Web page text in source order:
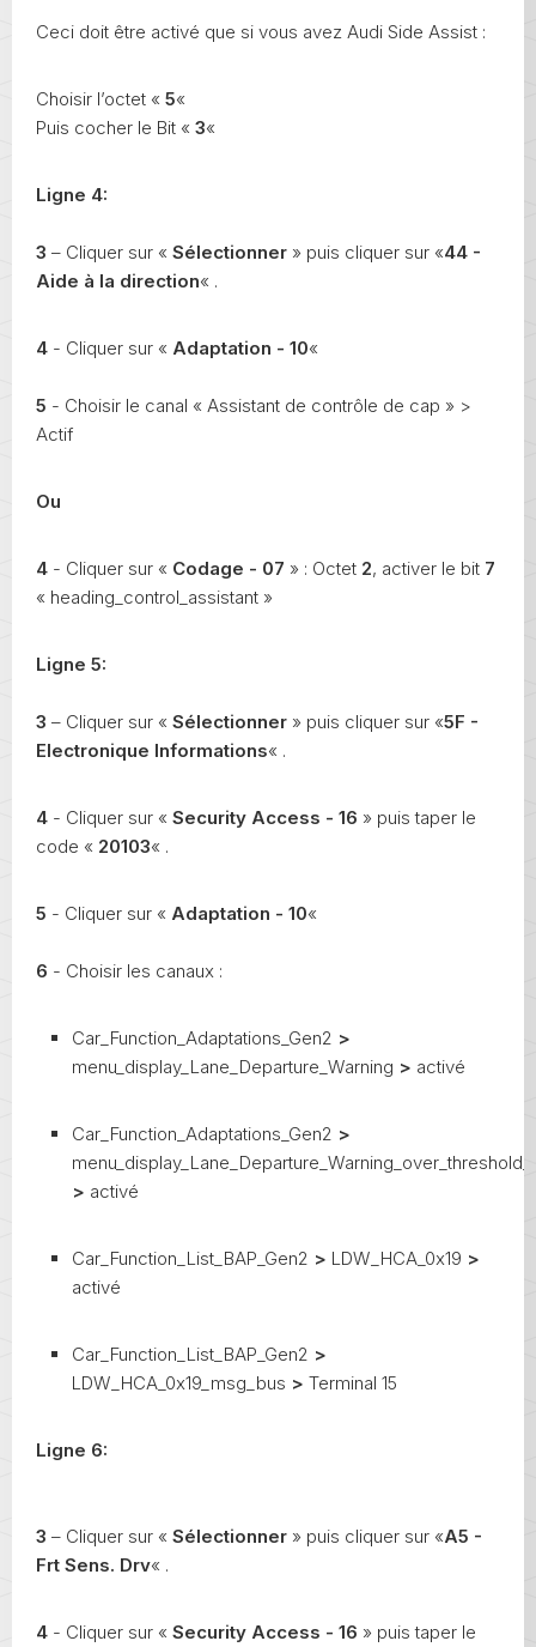
Ceci doit être activé que si vous avez Audi Side Assist :
Choisir l’octet « 5«
Puis cocher le Bit « 3«
Ligne 4:
3 – Cliquer sur « Sélectionner » puis cliquer sur «44 -
Aide à la direction« .
4 - Cliquer sur « Adaptation - 10«
5 - Choisir le canal « Assistant de contrôle de cap » >
Actif
Ou
4 - Cliquer sur « Codage - 07 » : Octet 2, activer le bit 7
« heading_control_assistant »
Ligne 5:
3 – Cliquer sur « Sélectionner » puis cliquer sur «5F -
Electronique Informations« .
4 - Cliquer sur « Security Access - 16 » puis taper le
code « 20103« .
5 - Cliquer sur « Adaptation - 10«
6 - Choisir les canaux :
Car_Function_Adaptations_Gen2 >
menu_display_Lane_Departure_Warning > activé
Car_Function_Adaptations_Gen2 >
> activé
Car_Function_List_BAP_Gen2 > LDW_HCA_0x19 >
activé
Car_Function_List_BAP_Gen2 >
LDW_HCA_0x19_msg_bus > Terminal 15
Ligne 6:
3 – Cliquer sur « Sélectionner » puis cliquer sur «A5 -
Frt Sens. Drv« .
4 - Cliquer sur « Security Access - 16 » puis taper le